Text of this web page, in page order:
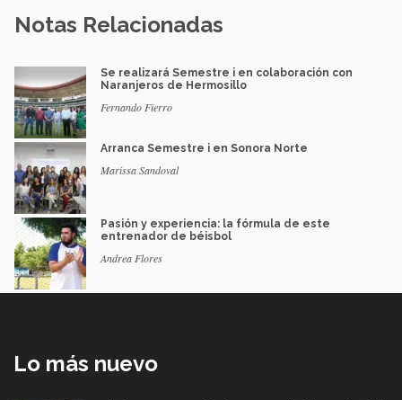
Notas Relacionadas
Se realizará Semestre i en colaboración con
Naranjeros de Hermosillo
Fernando Fierro
Arranca Semestre i en Sonora Norte
Marissa Sandoval
Pasión y experiencia: la fórmula de este
entrenador de béisbol
Andrea Flores
Lo más nuevo